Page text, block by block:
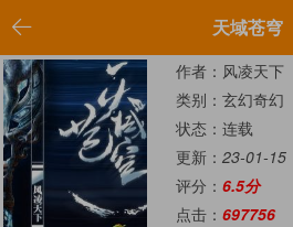
 天域苍穹
作者：风凌天下
类别：玄幻奇幻
状态：连载
更新：23-01-15
评分：6.5分
点击：697756